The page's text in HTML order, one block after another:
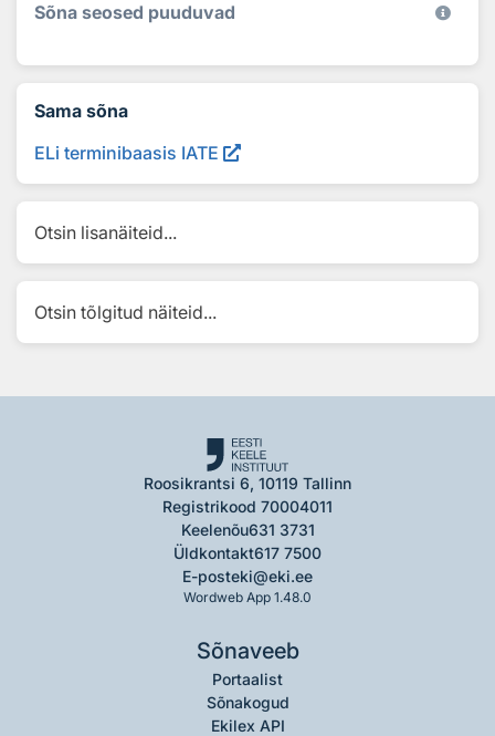
Sõna seosed puuduvad
Sama sõna
ELi terminibaasis IATE
Otsin lisanäiteid...
Otsin tõlgitud näiteid...
Roosikrantsi 6, 10119 Tallinn
Registrikood 70004011
Keelenõu631 3731
Üldkontakt617 7500
E-posteki@eki.ee
Wordweb App 1.48.0
Sõnaveeb
Portaalist
Sõnakogud
Ekilex API